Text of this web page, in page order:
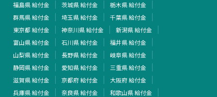
福島県 給付金
茨城県 給付金
栃木県 給付金
群馬県 給付金
埼玉県 給付金
千葉県 給付金
東京都 給付金
神奈川県 給付金
新潟県 給付金
富山県 給付金
石川県 給付金
福井県 給付金
山梨県 給付金
長野県 給付金
岐阜県 給付金
静岡県 給付金
愛知県 給付金
三重県 給付金
滋賀県 給付金
京都府 給付金
大阪府 給付金
兵庫県 給付金
奈良県 給付金
和歌山県 給付金